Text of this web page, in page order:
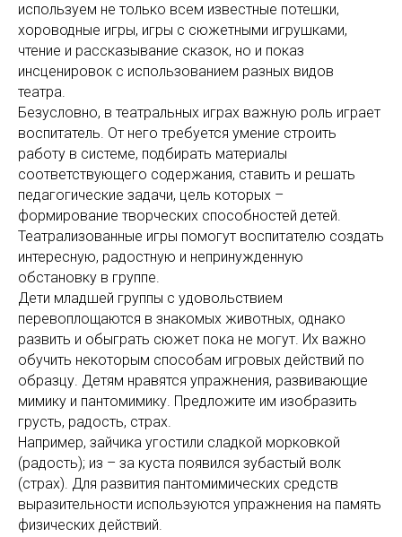
используем не только всем известные потешки,
хороводные игры, игры с сюжетными игрушками,
чтение и рассказывание сказок, но и показ
инсценировок с использованием разных видов
театра.
Безусловно, в театральных играх важную роль играет
воспитатель. От него требуется умение строить
работу в системе, подбирать материалы
соответствующего содержания, ставить и решать
педагогические задачи, цель которых –
формирование творческих способностей детей.
Театрализованные игры помогут воспитателю создать
интересную, радостную и непринужденную
обстановку в группе.
Дети младшей группы с удовольствием
перевоплощаются в знакомых животных, однако
развить и обыграть сюжет пока не могут. Их важно
обучить некоторым способам игровых действий по
образцу. Детям нравятся упражнения, развивающие
мимику и пантомимику. Предложите им изобразить
грусть, радость, страх.
Например, зайчика угостили сладкой морковкой
(радость); из – за куста появился зубастый волк
(страх). Для развития пантомимических средств
выразительности используются упражнения на память
физических действий.